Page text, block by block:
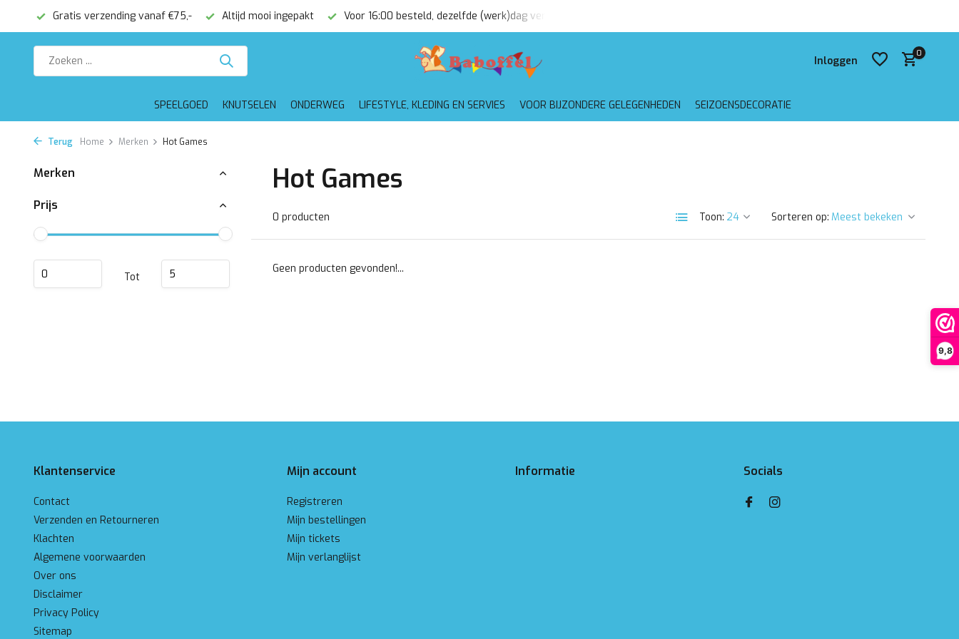
9,8
Gratis verzending vanaf €75,- Altijd mooi ingepakt Voor 16:00 besteld, dezelfde (werk)dag verzonden
Inloggen
0
SPEELGOED KNUTSELEN ONDERWEG LIFESTYLE, KLEDING EN SERVIES VOOR BIJZONDERE GELEGENHEDEN SEIZOENSDECORATIE
Terug Home Merken Hot Games
Merken
Prijs
Tot
Hot Games
0 producten Toon: Sorteren op:
Geen producten gevonden!...
Klantenservice
Contact
Verzenden en Retourneren
Klachten
Algemene voorwaarden
Over ons
Disclaimer
Privacy Policy
Sitemap
Mijn account
Registreren
Mijn bestellingen
Mijn tickets
Mijn verlanglijst
Informatie Socials